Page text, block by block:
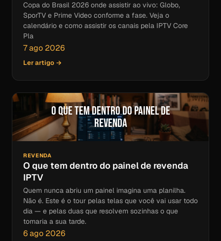
Copa do Brasil 2026 onde assistir ao vivo: Globo,
SporTV e Prime Video conforme a fase. Veja o
calendário e como assistir os canais pela IPTV Core
Pla
7 ago 2026
Ler artigo →
O que tem dentro do painel de
revenda
REVENDA
O que tem dentro do painel de revenda
IPTV
Quem nunca abriu um painel imagina uma planilha.
Não é. Este é o tour pelas telas que você vai usar todo
dia — e pelas duas que resolvem sozinhas o que
tomaria a sua tarde.
6 ago 2026